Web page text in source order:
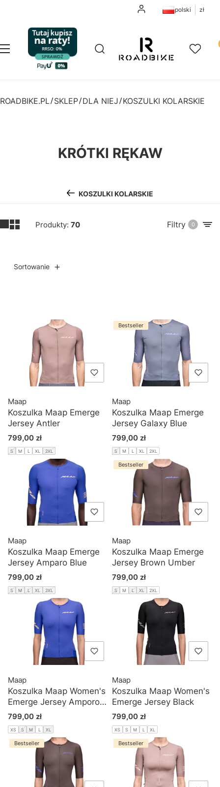
Zaloguj siępolski zł
Menu Otwórz wyszukiwarkę
Szukaj Ulubione
ROADBIKE.PL SKLEP DLA NIEJ KOSZULKI KOLARSKIE
KRÓTKI RĘKAW
KOSZULKI KOLARSKIE
Produkty: 70 Filtry 0
Sortowanie
Lista produktów
Koszulka Maap Emerge
Jersey Antler
Maap
Cena
799,00 zł
S M L XL 2XL
Bestseller
Koszulka Maap Emerge
Jersey Galaxy Blue
Maap
Cena
799,00 zł
S M L XL 2XL
Koszulka Maap Emerge
Jersey Amparo Blue
Maap
Cena
799,00 zł
S M L XL 2XL
Bestseller
Koszulka Maap Emerge
Jersey Brown Umber
Maap
Cena
799,00 zł
S M L XL 2XL
Koszulka Maap Women's
Emerge Jersey Amporo
Blue
Maap
Cena
799,00 zł
XS S M L XL
Koszulka Maap Women's
Emerge Jersey Black
Maap
Cena
799,00 zł
XS S M L XL
Bestseller Bestseller